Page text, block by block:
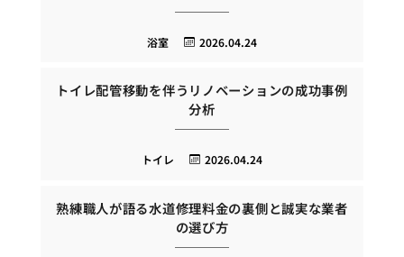
2026.04.24
浴室
トイレ配管移動を伴うリノベーションの成功事例
分析
2026.04.24
トイレ
熟練職人が語る水道修理料金の裏側と誠実な業者
の選び方